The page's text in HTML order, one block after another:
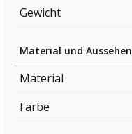
Gewicht
Material und Aussehen
Material
Farbe